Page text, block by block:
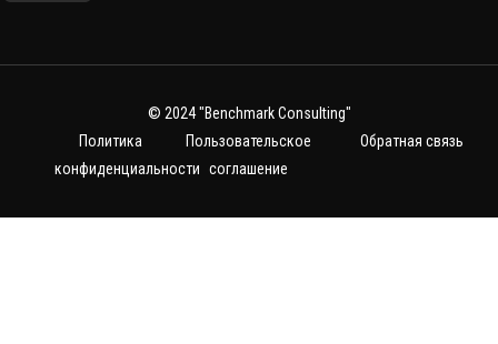
© 2024"Benchmark Consulting"
Политика
конфиденциальности
Пользовательское
соглашение
Обратная связь